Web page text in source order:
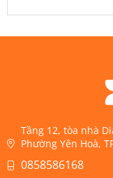
Tầng 12, tòa nhà
Phường Yên Hoà,
0858586168